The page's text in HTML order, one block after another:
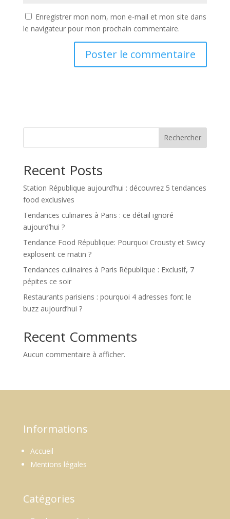
Enregistrer mon nom, mon e-mail et mon site dans
le navigateur pour mon prochain commentaire.
Rechercher
Recent Posts
Station République aujourd’hui : découvrez 5 tendances
food exclusives
Tendances culinaires à Paris : ce détail ignoré
aujourd’hui ?
Tendance Food République: Pourquoi Crousty et Swicy
explosent ce matin ?
Tendances culinaires à Paris République : Exclusif, 7
pépites ce soir
Restaurants parisiens : pourquoi 4 adresses font le
buzz aujourd’hui ?
Recent Comments
Aucun commentaire à afficher.
Informations
Accueil
Mentions légales
Catégories